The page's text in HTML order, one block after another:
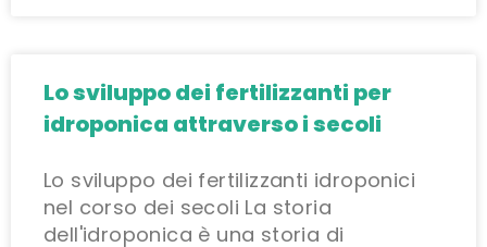
Lo sviluppo dei fertilizzanti per
idroponica attraverso i secoli
Lo sviluppo dei fertilizzanti idroponici
nel corso dei secoli La storia
dell'idroponica è una storia di